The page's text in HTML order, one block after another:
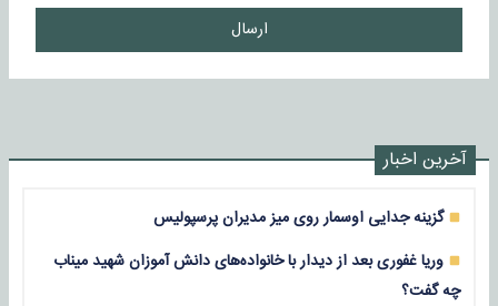
ارسال
آخرین اخبار
گزینه جدایی اوسمار روی میز مدیران پرسپولیس
وریا غفوری بعد از دیدار با خانواده‌های دانش آموزان شهید میناب
چه گفت؟